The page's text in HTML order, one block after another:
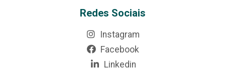
Redes Sociais
Instagram
Facebook
Linkedin